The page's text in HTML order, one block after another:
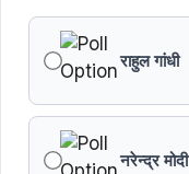
राहुल गांधी
नरेन्द्र मोदी